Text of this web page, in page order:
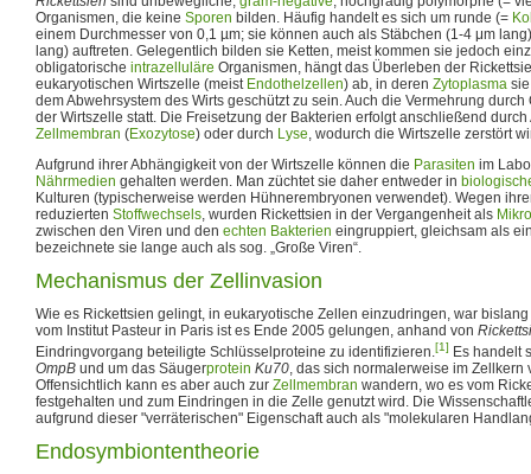
Organismen, die keine Sporen bilden. Häufig handelt es sich um runde (=
einem Durchmesser von 0,1 µm; sie können auch als Stäbchen (1-4 μm
lang) auftreten. Gelegentlich bilden sie Ketten, meist kommen sie jedoch
obligatorische intrazelluläre Organismen, hängt das Überleben der
eukaryotischen Wirtszelle (meist Endothelzellen) ab, in deren Zytoplasma
dem Abwehrsystem des Wirts geschützt zu sein. Auch die Vermehrung
der Wirtszelle statt. Die Freisetzung der Bakterien erfolgt anschließend
Zellmembran (Exozytose) oder durch Lyse, wodurch die Wirtszelle zerstört
Aufgrund ihrer Abhängigkeit von der Wirtszelle können die Parasiten im
Nährmedien gehalten werden. Man züchtet sie daher entweder in
Kulturen (typischerweise werden Hühnerembryonen verwendet). Wegen
reduzierten Stoffwechsels, wurden Rickettsien in der Vergangenheit als
zwischen den Viren und den echten Bakterien eingruppiert, gleichsam als
bezeichnete sie lange auch als sog. „Große Viren“.
Mechanismus der Zellinvasion
Wie es Rickettsien gelingt, in eukaryotische Zellen einzudringen, war
vom Institut Pasteur in Paris ist es Ende 2005 gelungen, anhand von
Eindringvorgang beteiligte Schlüsselproteine zu identifizieren.[1] Es handelt
OmpB und um das Säugerprotein Ku70, das sich normalerweise im
Offensichtlich kann es aber auch zur Zellmembran wandern, wo es vom
festgehalten und zum Eindringen in die Zelle genutzt wird. Die
aufgrund dieser "verräterischen" Eigenschaft auch als "molekularen
Endosymbiontentheorie